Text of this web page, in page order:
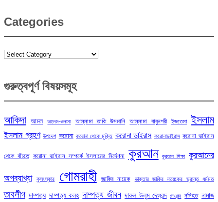
Categories
Categories
গুরুত্বপূর্ণ বিষয়সমূহ
আকিদা আমল আলেম-ওলামা আল্লামা তাকি উসমানি আল্লামা বাবুনগরী ইজতেমা ইসলাম
ইসলাম গ্রহণ উপদেশ করোনা করোনা থেকে মুক্তি করোনা ভাইরাস করোনাভাইরাস করোনা ভাইরাস
থেকে বাঁচতে করোনা ভাইরাস সম্পর্কে ইসলামের নির্দেশনা কুরআন কুরআন শিক্ষা কুরআনের
অপব্যাখ্যা কুসংস্কার গোমরাহী জাকির নায়েক ডাক্তার জাকির নায়েকের ভ্রান্ত ধর্মমত
তাবলীগ দাম্পত্য দাম্পত্য কলহ দাম্পত্য জীবন দারুল উলুম দেওবন্দ দেওবন্দ নসিহত নামাজ